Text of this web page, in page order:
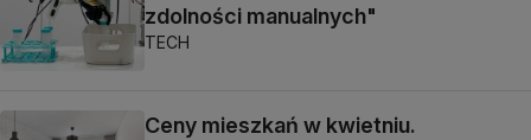
zdolności manualnych"
TECH
Ceny mieszkań w kwietniu.